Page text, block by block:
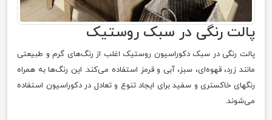
پالت رنگی در سبک روستیک
پالت رنگی در سبک دکوراسیون روستیک اغلب از رنگ‌های گرم و طبیعتی
مانند زرد، قهوه‌ای، سبز، آبی و قرمز استفاده می‌کند. این رنگ‌ها به همراه
رنگهای خاکستری و سفید برای ایجاد تنوع و تعادل در دکوراسیون استفاده
می‌شوند.